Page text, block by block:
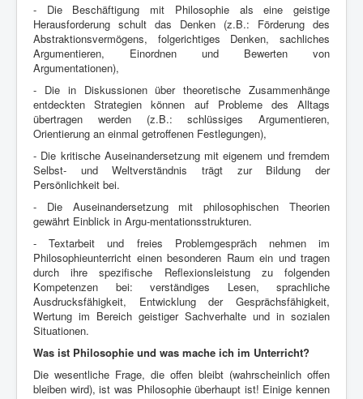
- Die Beschäftigung mit Philosophie als eine geistige
Herausforderung schult das Denken (z.B.: Förderung des
Abstraktionsvermögens, folgerichtiges Denken, sachliches
Argumentieren, Einordnen und Bewerten von
Argumentationen),
- Die in Diskussionen über theoretische Zusammenhänge
entdeckten Strategien können auf Probleme des Alltags
übertragen werden (z.B.: schlüssiges Argumentieren,
Orientierung an einmal getroffenen Festlegungen),
- Die kritische Auseinandersetzung mit eigenem und fremdem
Selbst- und Weltverständnis trägt zur Bildung der
Persönlichkeit bei.
- Die Auseinandersetzung mit philosophischen Theorien
gewährt Einblick in Argu-mentationsstrukturen.
- Textarbeit und freies Problemgespräch nehmen im
Philosophieunterricht einen besonderen Raum ein und tragen
durch ihre spezifische Reflexionsleistung zu folgenden
Kompetenzen bei: verständiges Lesen, sprachliche
Ausdrucksfähigkeit, Entwicklung der Gesprächsfähigkeit,
Wertung im Bereich geistiger Sachverhalte und in sozialen
Situationen.
Was ist Philosophie und was mache ich im Unterricht?
Die wesentliche Frage, die offen bleibt (wahrscheinlich offen
bleiben wird), ist was Philosophie überhaupt ist! Einige kennen